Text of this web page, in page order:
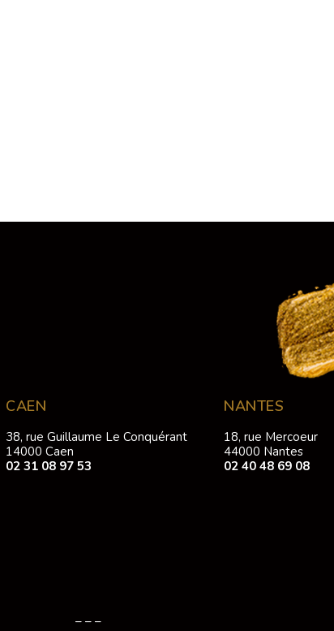
CAEN
38, rue Guillaume Le Conquérant
14000 Caen
02 31 08 97 53
NANTES
18, rue Mercoeur
44000 Nantes
02 40 48 69 08
– – –